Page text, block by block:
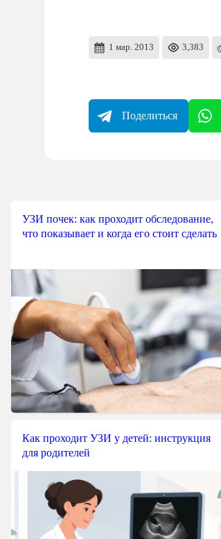
1 мар. 2013 3,383
Поделиться
УЗИ почек: как проходит обследование,
что показывает и когда его стоит сделать
Как проходит УЗИ у детей: инструкция
для родителей